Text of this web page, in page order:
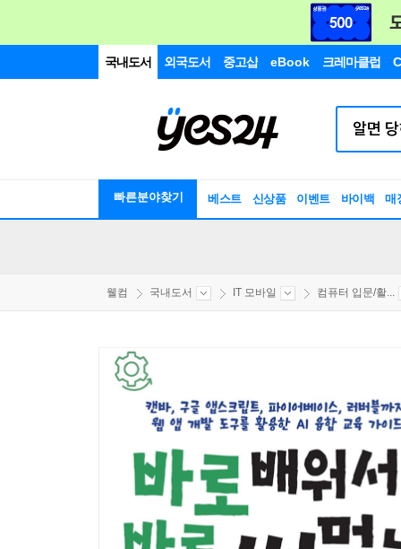
국내도서 외국도서 중고샵 eBook 크레마클럽
빠른분야찾기 베스트 신상품 이벤트 바이백 매
웰컴 국내도서 IT 모바일 컴퓨터 입문/활...